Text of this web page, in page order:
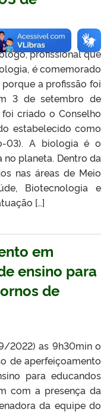
profissional que
é comemorado
a profissão foi
3 de setembro de
criado o Conselho
estabelecido como
03). A biologia é o
planeta. Dentro da
nas áreas de Meio
Biotecnologia e
[…]
em
ensino para
de
2022) as 9h30min o
de aperfeiçoamento
para educandos
com a presença da
da equipe do